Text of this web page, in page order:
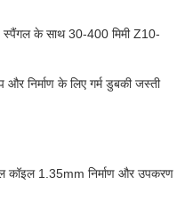
स्पैंगल के साथ 30-400 मिमी Z10-
निर्माण के लिए गर्म डुबकी जस्ती
1.35mm निर्माण और उपकरण